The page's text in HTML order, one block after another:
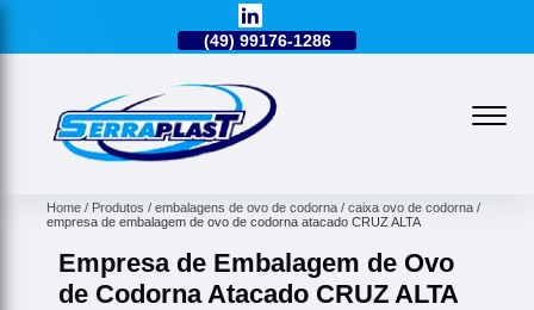
(49) 99176-1286
Home Produtos embalagens de ovo de codorna
caixa ovo de codorna
empresa de embalagem de ovo de codorna atacado CRUZ ALTA
Empresa de Embalagem de Ovo
de Codorna Atacado CRUZ ALTA